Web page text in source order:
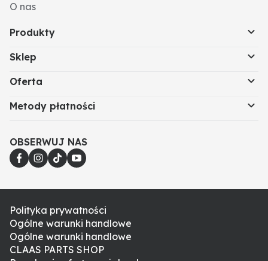
O nas
Produkty
Sklep
Oferta
Metody płatności
OBSERWUJ NAS
Polityka prywatności
Ogólne warunki handlowe
Ogólne warunki handlowe
CLAAS PARTS SHOP